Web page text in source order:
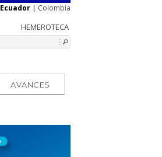
Ecuador | Colombia
AVANCES